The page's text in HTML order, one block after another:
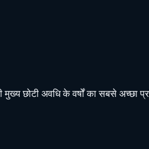
छोटी अवधि के वर्षों का सबसे अच्छा